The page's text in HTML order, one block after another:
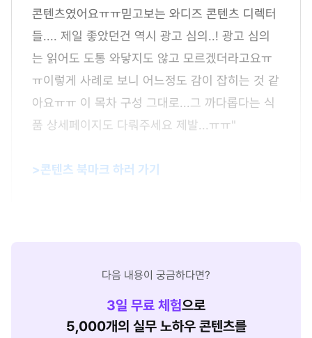
콘텐츠였어요ㅠㅠ믿고보는 와디즈 콘텐츠 디렉터
들.... 제일 좋았던건 역시 광고 심의..! 광고 심의
는 읽어도 도통 와닿지도 않고 모르겠더라고요ㅠ
ㅠ이렇게 사례로 보니 어느정도 감이 잡히는 것 같
아요ㅠㅠ 이 목차 구성 그대로...그 까다롭다는 식
품 상세페이지도 다뤄주세요 제발...ㅠㅠ"
>콘텐츠 북마크 하러 가기
다음 내용이 궁금하다면?
3일 무료 체험으로
5,000개의 실무 노하우 콘텐츠를